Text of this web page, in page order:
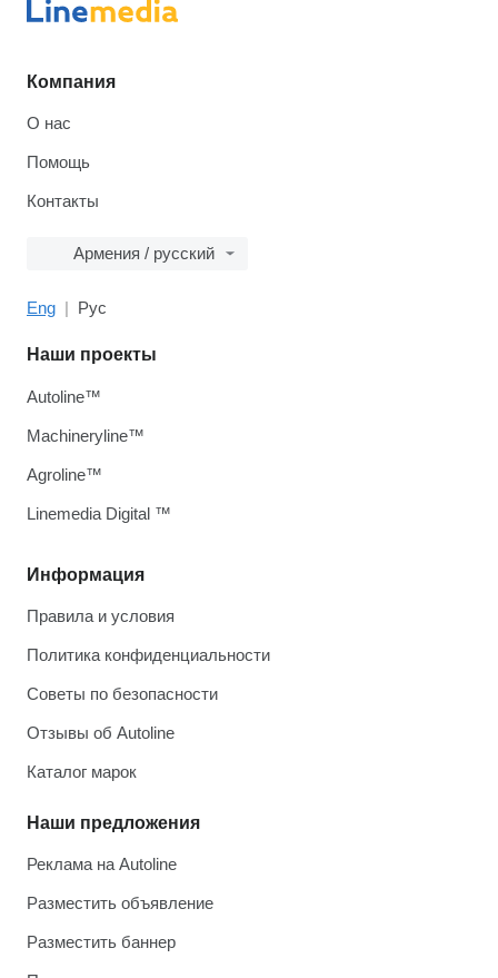
Компания
О нас
Помощь
Контакты
Армения / русский
Eng Рус
Информация
Правила и условия
Политика конфиденциальности
Советы по безопасности
Отзывы об Autoline
Каталог марок
Наши предложения
Реклама на Autoline
Разместить объявление
Разместить баннер
Наши проекты
Autoline™
Machineryline™
Agroline™
Linemedia Digital ™